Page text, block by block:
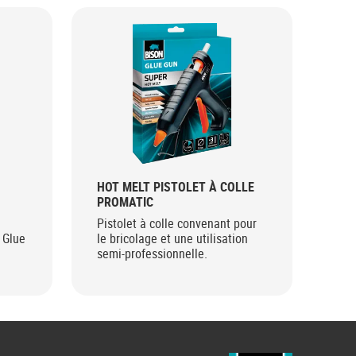
HOT MELT PISTOLET À COLLE
PROMATIC
Pistolet à colle convenant pour
le bricolage et une utilisation
semi-professionnelle.